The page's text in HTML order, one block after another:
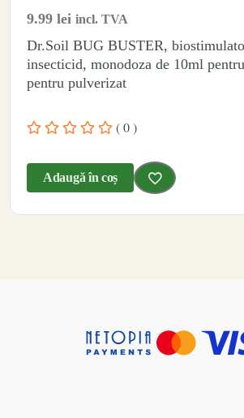
9.99 lei incl. TVA
Dr.Soil BUG BUSTER,
insecticid, monodoza de 10ml
pentru pulverizat
( 0 )
Adaugă în coș